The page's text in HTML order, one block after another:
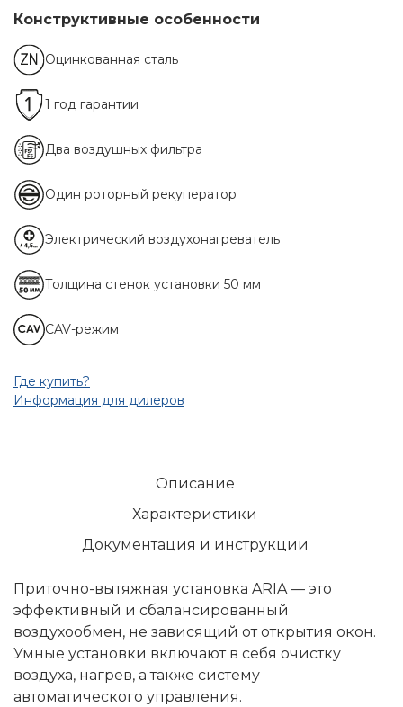
Конструктивные особенности
Оцинкованная сталь
1 год гарантии
Два воздушных фильтра
Один роторный рекуператор
Электрический воздухонагреватель
Толщина стенок установки 50 мм
CAV-режим
Где купить?
Информация для дилеров
Описание
Характеристики
Документация и инструкции
Приточно-вытяжная установка ARIA — это
эффективный и сбалансированный
воздухообмен, не зависящий от открытия окон.
Умные установки включают в себя очистку
воздуха, нагрев, а также систему
автоматического управления.